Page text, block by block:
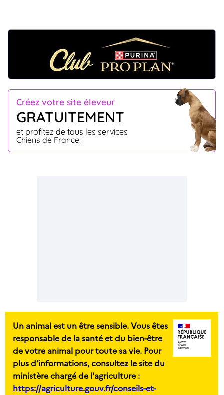
Créez votre site éleveur
GRATUITEMENT
et profitez de tous les services
Chiens de France.
Un animal est un être sensible. Vous êtes
responsable de la santé et du bien-être
de votre animal pour toute sa vie. Pour
plus d'informations, consultez le site du
ministère chargé de l'agriculture :
https://agriculture.gouv.fr/conseils-et-